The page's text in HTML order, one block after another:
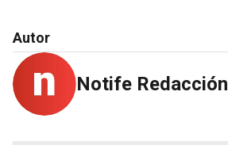
Autor
Notife Redacción